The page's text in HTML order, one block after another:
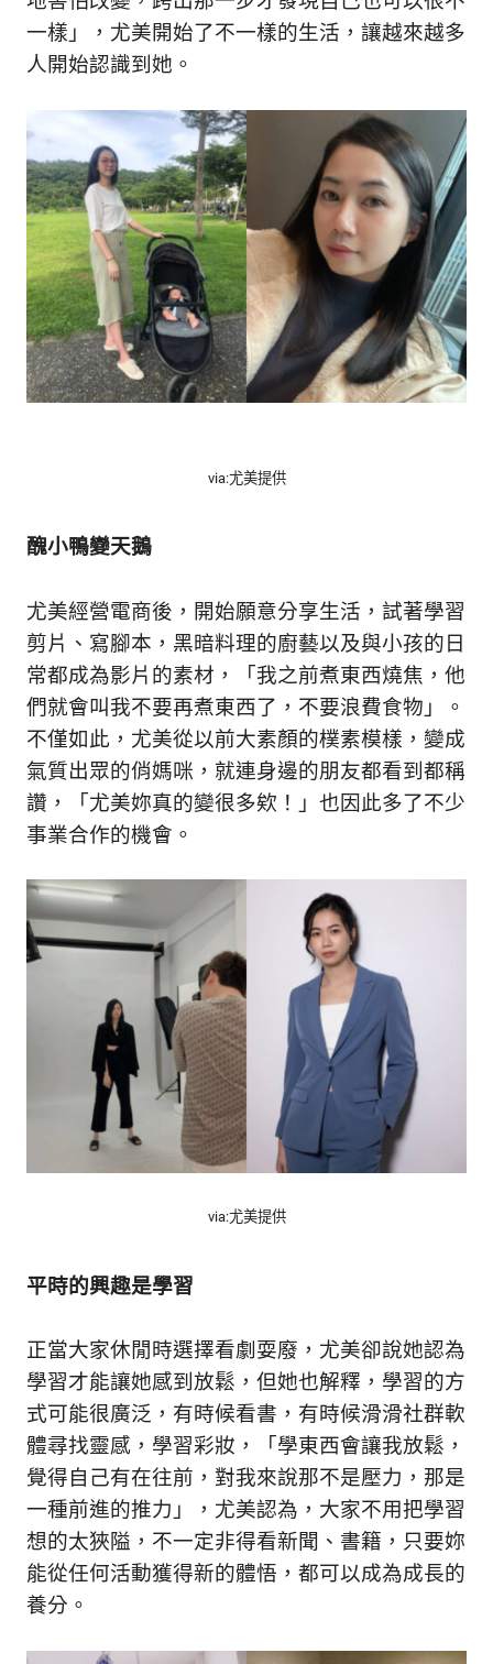
一樣」，尤美開始了不一樣的生活，讓越來越多
人開始認識到她。
via:尤美提供
醜小鴨變天鵝
尤美經營電商後，開始願意分享生活，試著學習
剪片、寫腳本，黑暗料理的廚藝以及與小孩的日
常都成為影片的素材，「我之前煮東西燒焦，他
們就會叫我不要再煮東西了，不要浪費食物」。
不僅如此，尤美從以前大素顏的樸素模樣，變成
氣質出眾的俏媽咪，就連身邊的朋友都看到都稱
讚，「尤美妳真的變很多欸！」也因此多了不少
事業合作的機會。
via:尤美提供
平時的興趣是學習
正當大家休閒時選擇看劇耍廢，尤美卻說她認為
學習才能讓她感到放鬆，但她也解釋，學習的方
式可能很廣泛，有時候看書，有時候滑滑社群軟
體尋找靈感，學習彩妝，「學東西會讓我放鬆，
覺得自己有在往前，對我來說那不是壓力，那是
一種前進的推力」，尤美認為，大家不用把學習
想的太狹隘，不一定非得看新聞、書籍，只要妳
能從任何活動獲得新的體悟，都可以成為成長的
養分。